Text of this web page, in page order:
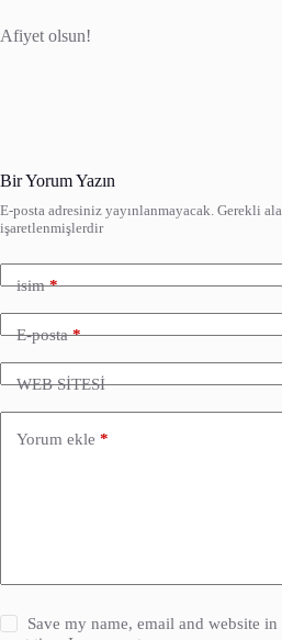
Afiyet olsun!
Bir Yorum Yazın
E-posta adresiniz yayınlanmayacak. Gerekli
işaretlenmişlerdir
isim*
E-posta*
WEB SİTESİ
Yorum ekle *
Save my name, email and website